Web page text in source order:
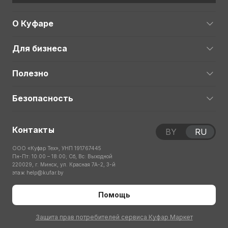
О Куфаре
Для бизнеса
Полезно
Безопасность
Контакты
ООО «Куфар Тех», УНП 191767445
Пн-Пт: 10:00 – 18:00; Сб, Вс: Выходной
220029, г. Минск, ул. Красная 7А-2, 3-й
этаж help@kufar.by
Помощь
Защита прав потребителей сервиса Куфар Маркет
BY RU